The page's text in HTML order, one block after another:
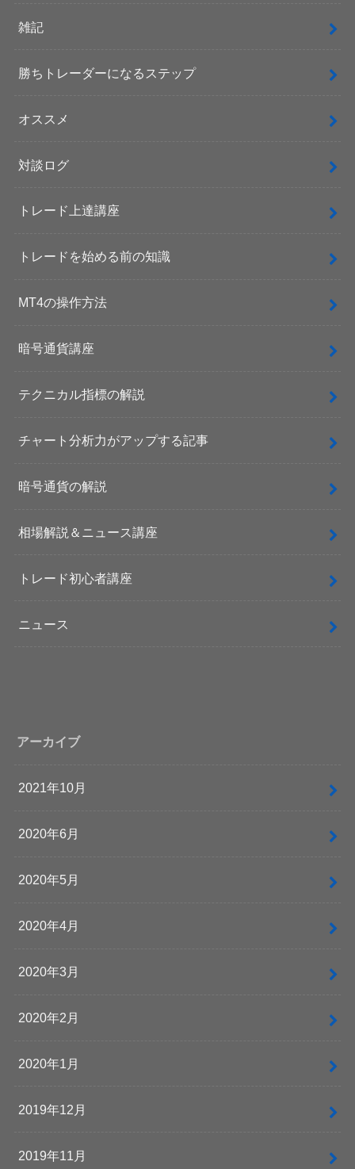
雑記
勝ちトレーダーになるステップ
オススメ
対談ログ
トレード上達講座
トレードを始める前の知識
MT4の操作方法
暗号通貨講座
テクニカル指標の解説
チャート分析力がアップする記事
暗号通貨の解説
相場解説＆ニュース講座
トレード初心者講座
ニュース
アーカイブ
2021年10月
2020年6月
2020年5月
2020年4月
2020年3月
2020年2月
2020年1月
2019年12月
2019年11月